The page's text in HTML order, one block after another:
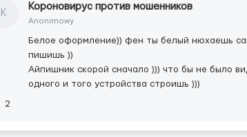
К
Короновирус против мошенников
Anonimowy
Белое оформление)) фен ты белый нюхаешь
пишишь ))
Айпишник скорой сначало ))) что бы не было
одного и того устройства строишь )))
2